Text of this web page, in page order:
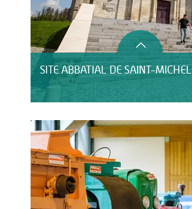
SITE ABBATIAL DE SAINT-MICHEL